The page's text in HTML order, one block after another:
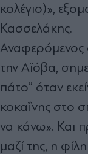
κολέγιο)»,
Κασσελάκης.
Αναφερόμενος
την Αϊόβα,
πάτο” όταν
κοκαΐνης στο
να κάνω». Και
μαζί της, η